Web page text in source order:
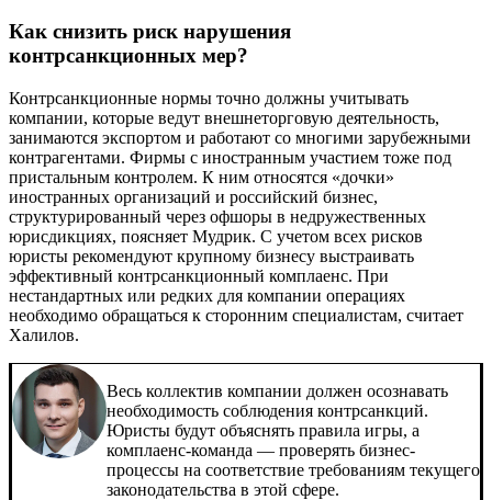
Как снизить риск нарушения
контрсанкционных мер?
Контрсанкционные нормы точно должны учитывать
компании, которые ведут внешнеторговую деятельность,
занимаются экспортом и работают со многими зарубежными
контрагентами. Фирмы с иностранным участием тоже под
пристальным контролем. К ним относятся «дочки»
иностранных организаций и российский бизнес,
структурированный через офшоры в недружественных
юрисдикциях, поясняет Мудрик. С учетом всех рисков
юристы рекомендуют крупному бизнесу выстраивать
эффективный контрсанкционный комплаенс. При
нестандартных или редких для компании операциях
необходимо обращаться к сторонним специалистам, считает
Халилов.
Весь коллектив компании должен осознавать
необходимость соблюдения контрсанкций.
Юристы будут объяснять правила игры, а
комплаенс-команда — проверять бизнес-
процессы на соответствие требованиям текущего
законодательства в этой сфере.